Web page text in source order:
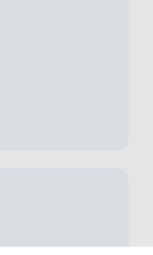
comfortabel
basis.